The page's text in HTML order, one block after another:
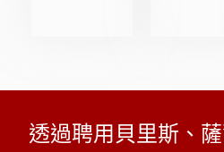
透過聘用貝里斯、